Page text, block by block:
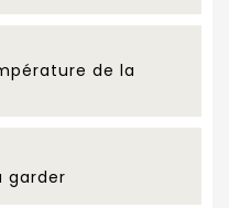
de la
garder